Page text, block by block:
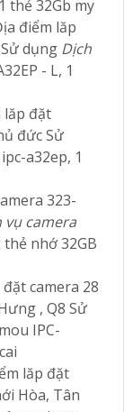
thẻ 32Gb my
điểm lăp
dụng Dịch
- L, 1
lăp đặt
đức Sử
a32ep, 1
323-
vụ camera
nhớ 32GB
camera 28
, Q8 Sử
IPC-
lăp đặt
Hòa, Tân